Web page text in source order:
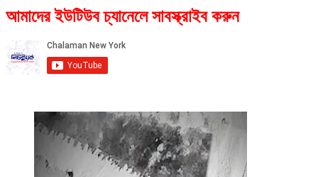
আমাদের ইউটিউব চ্যানেলে সাবস্ক্রাইব করুন